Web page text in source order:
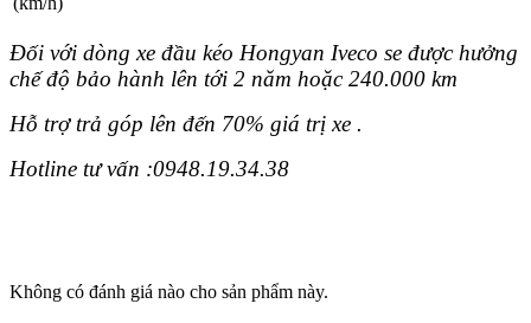
Đối với dòng xe đầu kéo Hongyan Iveco se được hưởng
chế độ bảo hành lên tới 2 năm hoặc 240.000 km
Hỗ trợ trả góp lên đến 70% giá trị xe .
Hotline tư vấn :0948.19.34.38
Không có đánh giá nào cho sản phẩm này.